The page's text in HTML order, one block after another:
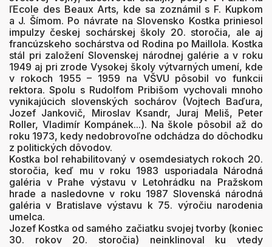
ľEcole des Beaux Arts, kde sa zoznámil s F. Kupkom
a J. Šímom. Po návrate na Slovensko Kostka priniesol
impulzy českej sochárskej školy 20. storočia, ale aj
francúzskeho sochárstva od Rodina po Maillola. Kostka
stál pri založení Slovenskej národnej galérie a v roku
1949 aj pri zrode Vysokej školy výtvarných umení, kde
v rokoch 1955 – 1959 na VŠVU pôsobil vo funkcii
rektora. Spolu s Rudolfom Pribišom vychovali mnoho
vynikajúcich slovenských sochárov (Vojtech Baďura,
Jozef Jankovič, Miroslav Ksandr, Juraj Meliš, Peter
Roller, Vladimír Kompánek...). Na škole pôsobil až do
roku 1973, kedy nedobrovoľne odchádza do dôchodku
z politických dôvodov.
Kostka bol rehabilitovaný v osemdesiatych rokoch 20.
storočia, keď mu v roku 1983 usporiadala Národná
galéria v Prahe výstavu v Letohrádku na Pražskom
hrade a nasledovne v roku 1987 Slovenská národná
galéria v Bratislave výstavu k 75. výročiu narodenia
umelca.
Jozef Kostka od samého začiatku svojej tvorby (koniec
30. rokov 20. storočia) neinklinoval ku vtedy